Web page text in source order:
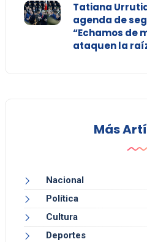
Tatiana
agenda de
“Echamos de
ataquen la
Más
Nacional
Política
Cultura
Deportes